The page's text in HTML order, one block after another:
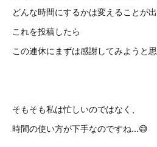
どんな時間にするかは変えることが
これを投稿したら
この連休にまずは感謝してみようと
そもそも私は忙しいのではなく、
時間の使い方が下手なのですね...😅